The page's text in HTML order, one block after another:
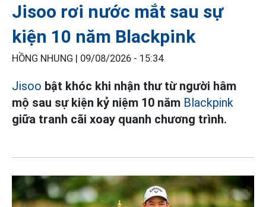
Jisoo rơi nước mắt sau sự
kiện 10 năm Blackpink
HỒNG NHUNG | 09/08/2026 - 15:34
Jisoo bật khóc khi nhận thư từ người hâm
mộ sau sự kiện kỷ niệm 10 năm Blackpink
giữa tranh cãi xoay quanh chương trình.